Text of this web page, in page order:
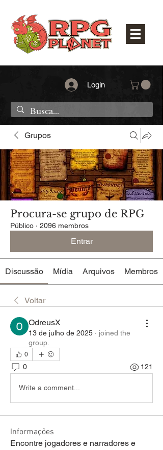
Login
Grupos
Procura-se grupo de RPG
Público · 2096 membros
Entrar
Discussão Mídia Arquivos Membros
Voltar
OdreusX
13 de julho de 2025 · joined the
group.
0
0 121
Write a comment...
Informações
Encontre jogadores e narradores e